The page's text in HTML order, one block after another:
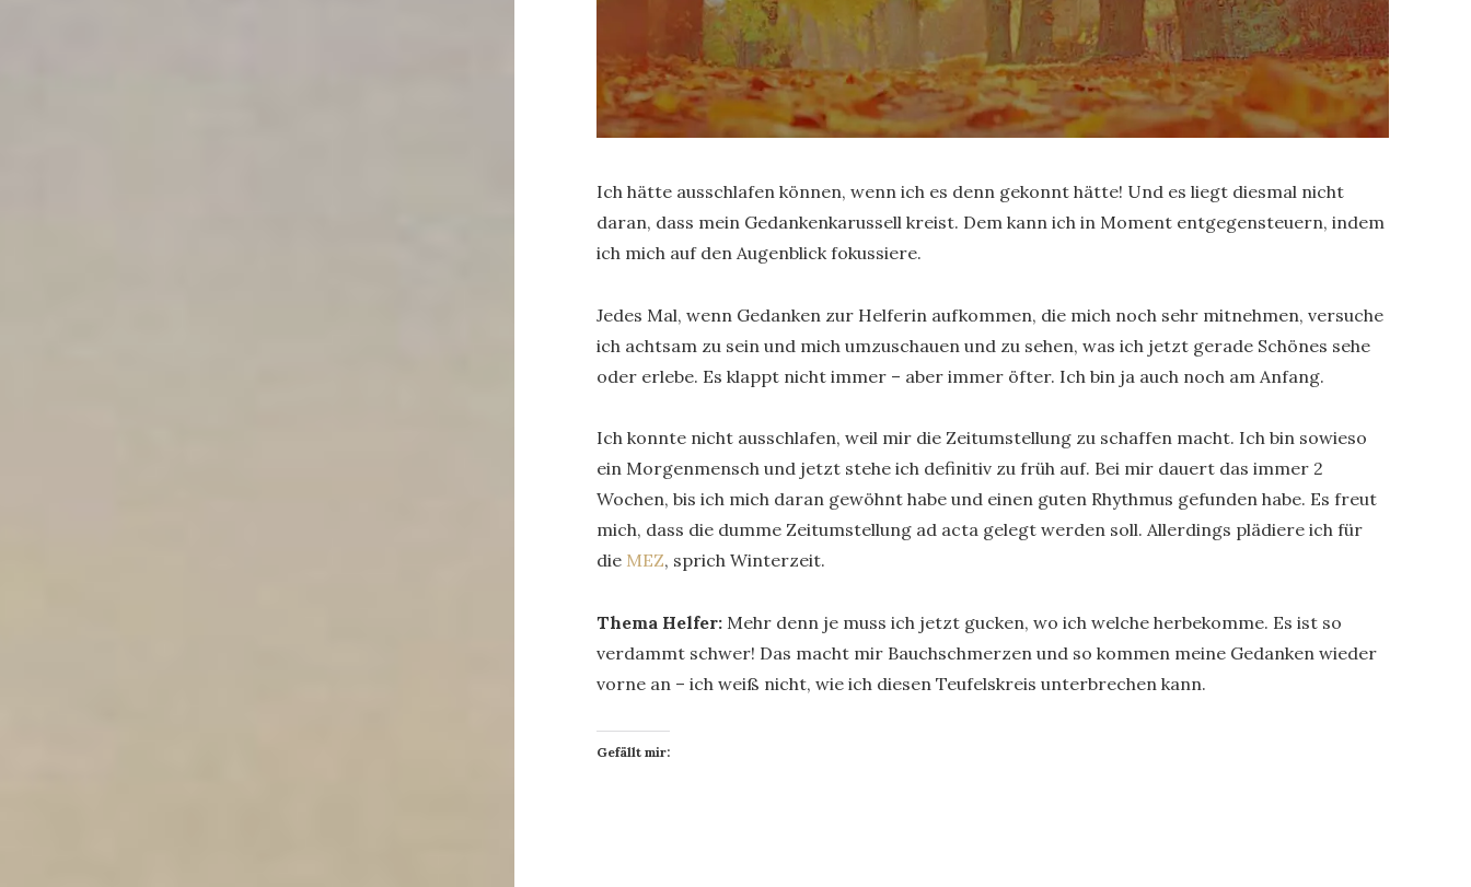
Ich hätte ausschlafen können, wenn ich es denn gekonnt hätte! Und es liegt diesmal nicht
daran, dass mein Gedankenkarussell kreist. Dem kann ich in Moment entgegensteuern, indem
ich mich auf den Augenblick fokussiere.
Jedes Mal, wenn Gedanken zur Helferin aufkommen, die mich noch sehr mitnehmen, versuche
ich achtsam zu sein und mich umzuschauen und zu sehen, was ich jetzt gerade Schönes sehe
oder erlebe. Es klappt nicht immer – aber immer öfter. Ich bin ja auch noch am Anfang.
Ich konnte nicht ausschlafen, weil mir die Zeitumstellung zu schaffen macht. Ich bin sowieso
ein Morgenmensch und jetzt stehe ich definitiv zu früh auf. Bei mir dauert das immer 2
Wochen, bis ich mich daran gewöhnt habe und einen guten Rhythmus gefunden habe. Es freut
mich, dass die dumme Zeitumstellung ad acta gelegt werden soll. Allerdings plädiere ich für
die MEZ, sprich Winterzeit.
Thema Helfer: Mehr denn je muss ich jetzt gucken, wo ich welche herbekomme. Es ist so
verdammt schwer! Das macht mir Bauchschmerzen und so kommen meine Gedanken wieder
vorne an – ich weiß nicht, wie ich diesen Teufelskreis unterbrechen kann.
Gefällt mir: